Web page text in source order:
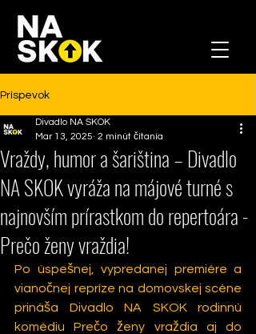
Príspevok
Vraždy, humor a šariština – Divadlo
NA SKOK vyráža na májové turné s
najnovším prírastkom do repertoára -
Prečo ženy vraždia!
Divadlo NA SKOK
Mar 13, 2025 2 minút čítania
Po úspešnej, vypredanej premiére a
vianočnej repríze na domovskej scéne
prináša Divadlo NA SKOK rodinnú
komédiu Prečo ženy vraždia aj do